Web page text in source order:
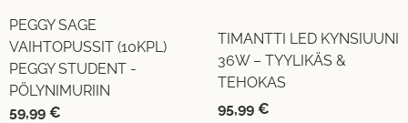
PEGGY SAGE
VAIHTOPUSSIT (10KPL)
PEGGY STUDENT -
PÖLYNIMURIIN
59,99 €
TIMANTTI LED KYNSIUUNI
36W – TYYLIKÄS &
TEHOKAS
95,99 €